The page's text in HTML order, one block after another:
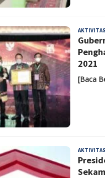
2021
[Baca